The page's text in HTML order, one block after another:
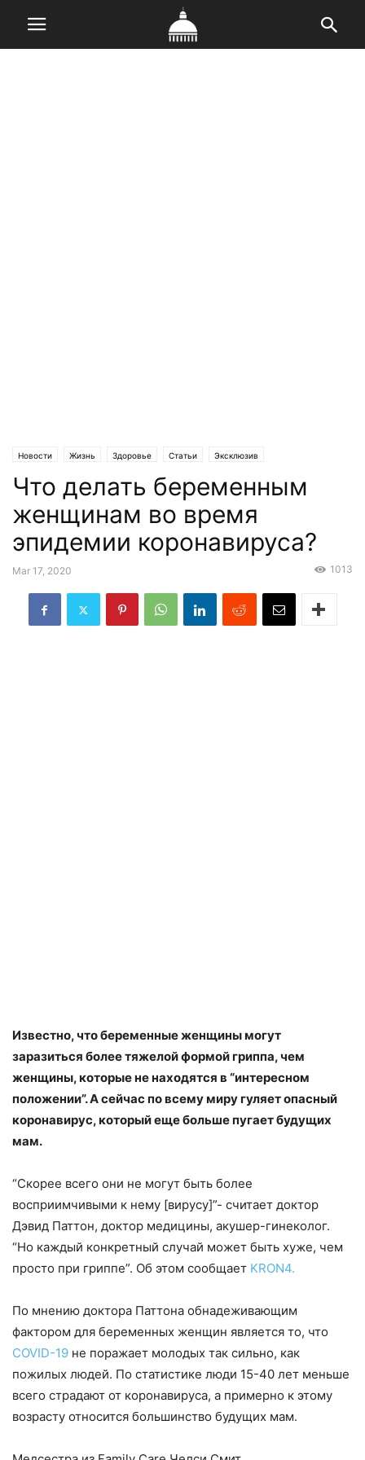
Новости Жизнь Здоровье Статьи Эксклюзив
Что делать беременным
женщинам во время
эпидемии коронавируса?
Mar 17, 2020 1013
Известно, что беременные женщины могут
заразиться более тяжелой формой гриппа, чем
женщины, которые не находятся в “интересном
положении”. А сейчас по всему миру гуляет опасный
коронавирус, который еще больше пугает будущих
мам.
“Скорее всего они не могут быть более
восприимчивыми к нему [вирусу]”- считает доктор
Дэвид Паттон, доктор медицины, aкушер-гинеколог.
“Но каждый конкретный случай может быть хуже, чем
просто при гриппе”. Об этом сообщает KRON4.
По мнению доктора Паттона обнадеживающим
фактором для беременных женщин является то, что
COVID-19 не поражает молодых так сильно, как
пожилых людей. По статистике люди 15-40 лет меньше
всего страдают от коронавируса, а примерно к этому
возрасту относится большинство будущих мам.